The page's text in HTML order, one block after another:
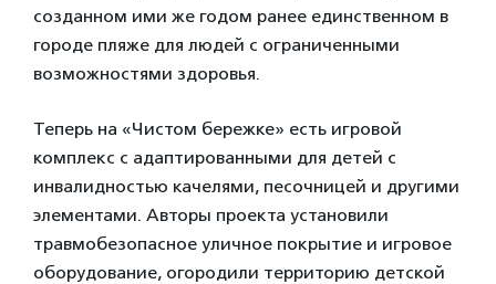
созданном ими же годом ранее единственном в
городе пляже для людей с ограниченными
возможностями здоровья.
Теперь на «Чистом бережке» есть игровой
комплекс с адаптированными для детей с
инвалидностью качелями, песочницей и другими
элементами. Авторы проекта установили
травмобезопасное уличное покрытие и игровое
оборудование, огородили территорию детской